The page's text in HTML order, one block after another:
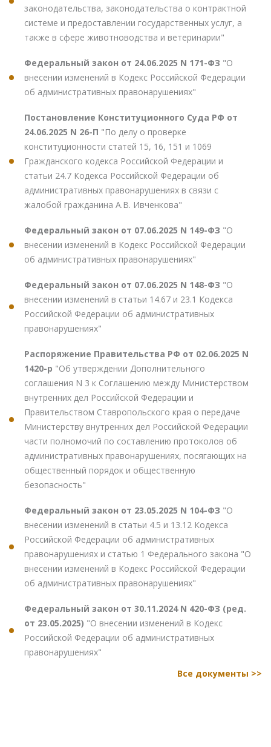
законодательства, законодательства о контрактной
системе и предоставлении государственных услуг, а
также в сфере животноводства и ветеринарии"
Федеральный закон от 24.06.2025 N 171-ФЗ "О
внесении изменений в Кодекс Российской Федерации
об административных правонарушениях"
Постановление Конституционного Суда РФ от
24.06.2025 N 26-П "По делу о проверке
конституционности статей 15, 16, 151 и 1069
Гражданского кодекса Российской Федерации и
статьи 24.7 Кодекса Российской Федерации об
административных правонарушениях в связи с
жалобой гражданина А.В. Ивченкова"
Федеральный закон от 07.06.2025 N 149-ФЗ "О
внесении изменений в Кодекс Российской Федерации
об административных правонарушениях"
Федеральный закон от 07.06.2025 N 148-ФЗ "О
внесении изменений в статьи 14.67 и 23.1 Кодекса
Российской Федерации об административных
правонарушениях"
Распоряжение Правительства РФ от 02.06.2025 N
1420-р "Об утверждении Дополнительного
соглашения N 3 к Соглашению между Министерством
внутренних дел Российской Федерации и
Правительством Ставропольского края о передаче
Министерству внутренних дел Российской Федерации
части полномочий по составлению протоколов об
административных правонарушениях, посягающих на
общественный порядок и общественную
безопасность"
Федеральный закон от 23.05.2025 N 104-ФЗ "О
внесении изменений в статьи 4.5 и 13.12 Кодекса
Российской Федерации об административных
правонарушениях и статью 1 Федерального закона "О
внесении изменений в Кодекс Российской Федерации
об административных правонарушениях"
Федеральный закон от 30.11.2024 N 420-ФЗ (ред.
от 23.05.2025) "О внесении изменений в Кодекс
Российской Федерации об административных
правонарушениях"
Все документы >>